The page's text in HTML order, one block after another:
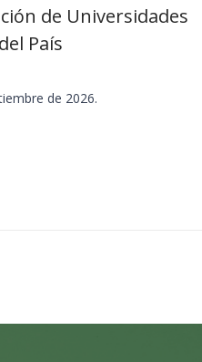
de Universidades
País
de 2026.